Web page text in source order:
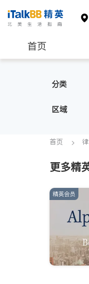
首页
分类
区域
首页
更多精
精英会员